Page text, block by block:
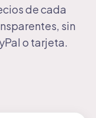
de cada
sin
o tarjeta.